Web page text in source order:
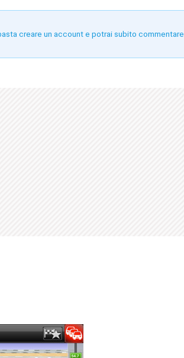
creare un account e potrai subito commentare.